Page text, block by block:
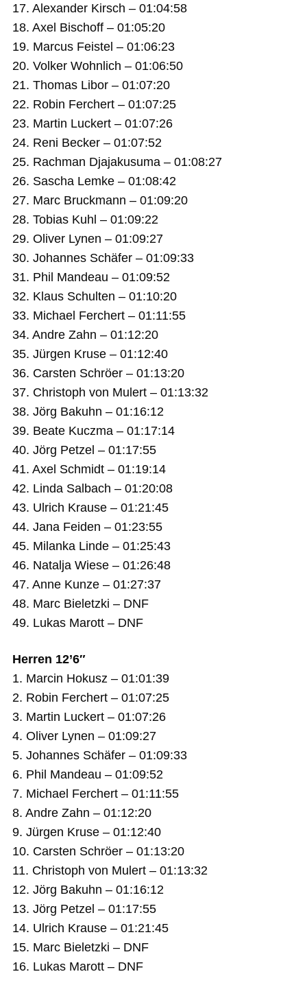
17. Alexander Kirsch – 01:04:58
18. Axel Bischoff – 01:05:20
19. Marcus Feistel – 01:06:23
20. Volker Wohnlich – 01:06:50
21. Thomas Libor – 01:07:20
22. Robin Ferchert – 01:07:25
23. Martin Luckert – 01:07:26
24. Reni Becker – 01:07:52
25. Rachman Djajakusuma – 01:08:27
26. Sascha Lemke – 01:08:42
27. Marc Bruckmann – 01:09:20
28. Tobias Kuhl – 01:09:22
29. Oliver Lynen – 01:09:27
30. Johannes Schäfer – 01:09:33
31. Phil Mandeau – 01:09:52
32. Klaus Schulten – 01:10:20
33. Michael Ferchert – 01:11:55
34. Andre Zahn – 01:12:20
35. Jürgen Kruse – 01:12:40
36. Carsten Schröer – 01:13:20
37. Christoph von Mulert – 01:13:32
38. Jörg Bakuhn – 01:16:12
39. Beate Kuczma – 01:17:14
40. Jörg Petzel – 01:17:55
41. Axel Schmidt – 01:19:14
42. Linda Salbach – 01:20:08
43. Ulrich Krause – 01:21:45
44. Jana Feiden – 01:23:55
45. Milanka Linde – 01:25:43
46. Natalja Wiese – 01:26:48
47. Anne Kunze – 01:27:37
48. Marc Bieletzki – DNF
49. Lukas Marott – DNF
Herren 12’6″
1. Marcin Hokusz – 01:01:39
2. Robin Ferchert – 01:07:25
3. Martin Luckert – 01:07:26
4. Oliver Lynen – 01:09:27
5. Johannes Schäfer – 01:09:33
6. Phil Mandeau – 01:09:52
7. Michael Ferchert – 01:11:55
8. Andre Zahn – 01:12:20
9. Jürgen Kruse – 01:12:40
10. Carsten Schröer – 01:13:20
11. Christoph von Mulert – 01:13:32
12. Jörg Bakuhn – 01:16:12
13. Jörg Petzel – 01:17:55
14. Ulrich Krause – 01:21:45
15. Marc Bieletzki – DNF
16. Lukas Marott – DNF